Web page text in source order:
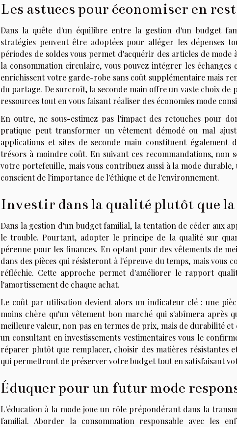
Les astuces pour économiser en
Dans la quête d'un équilibre entre la gestion d'un budget
stratégies peuvent être adoptées pour alléger les dépenses
périodes de soldes vous permet d'acquérir des articles de
la consommation circulaire, vous pouvez intégrer les
enrichissent votre garde-robe sans coût supplémentaire mais
du partage. De surcroît, la seconde main offre un vaste choix de
ressources tout en vous faisant réaliser des économies mode
En outre, ne sous-estimez pas l'impact des retouches pour
pratique peut transformer un vêtement démodé ou mal
applications et sites de seconde main constituent également
trésors à moindre coût. En suivant ces recommandations, non
votre portefeuille, mais vous contribuez aussi à la mode
conscient de l'importance de l'éthique et de l'environnement.
Investir dans la qualité plutôt que
Dans la gestion d'un budget familial, la tentation de céder aux
le trouble. Pourtant, adopter le principe de la qualité sur
pérenne pour les finances. En optant pour des vêtements de
dans des pièces qui résisteront à l'épreuve du temps, mais vous
réfléchie. Cette approche permet d'améliorer le rapport
l'amortissement de chaque achat.
Le coût par utilisation devient alors un indicateur clé : une
moins chère qu'un vêtement bon marché qui s'abîmera après
meilleure valeur, non pas en termes de prix, mais de durabilité
un consultant en investissements vestimentaires vous le
réparer plutôt que remplacer, choisir des matières résistantes
qui permettront de préserver votre budget tout en satisfaisant
Éduquer pour un futur mode
L'éducation à la mode joue un rôle prépondérant dans la
familial. Aborder la consommation responsable avec les